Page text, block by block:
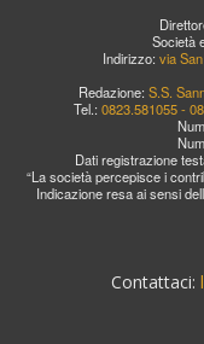
Società
Indirizzo: via
Redazione: S.S.
Tel.: 0823.581055 -
Dati registrazione
“La società percepisce i
Indicazione resa ai sensi
Contattaci: